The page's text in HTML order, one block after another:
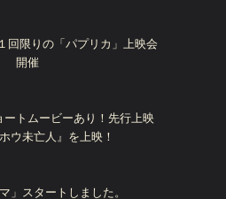
回限りの「パプリカ」上映会
開催
トムービーあり！先行上映
ウ未亡人』を上映！
」スタートしました。